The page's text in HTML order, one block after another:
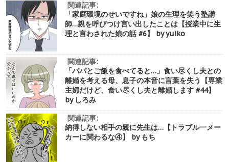
関連記事:
「家庭環境のせいですね」娘の生理を笑う塾講
師…親を呼びつけ言い出したことは【授業中に生
理と言わされた娘の話 #6】 by yuiko
関連記事:
「パパとご飯を食べてると…」食い尽くし夫との
離婚を考える母、息子の本音に言葉を失う【専業
主婦だけど、食い尽くし夫と離婚します #44】
by しろみ
関連記事:
納得しない相手の親に先生は…【トラブル一メー
カーに関わるな④】 by もち